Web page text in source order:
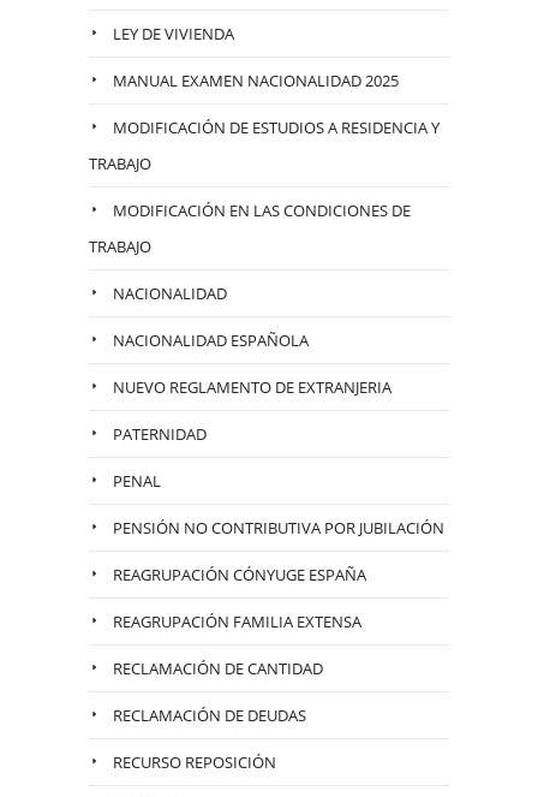
LEY DE VIVIENDA
MANUAL EXAMEN NACIONALIDAD 2025
MODIFICACIÓN DE ESTUDIOS A RESIDENCIA Y
TRABAJO
MODIFICACIÓN EN LAS CONDICIONES DE
TRABAJO
NACIONALIDAD
NACIONALIDAD ESPAÑOLA
NUEVO REGLAMENTO DE EXTRANJERIA
PATERNIDAD
PENAL
PENSIÓN NO CONTRIBUTIVA POR JUBILACIÓN
REAGRUPACIÓN CÓNYUGE ESPAÑA
REAGRUPACIÓN FAMILIA EXTENSA
RECLAMACIÓN DE CANTIDAD
RECLAMACIÓN DE DEUDAS
RECURSO REPOSICIÓN